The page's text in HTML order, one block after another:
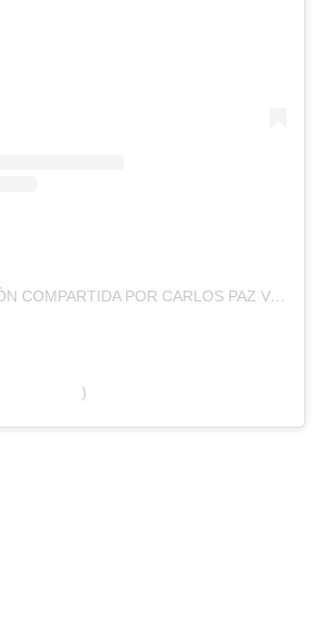
UNA PUBLICACIÓN COMPARTIDA POR CARLOS PAZ VIVO (@CARLOSPAZVIVO
)